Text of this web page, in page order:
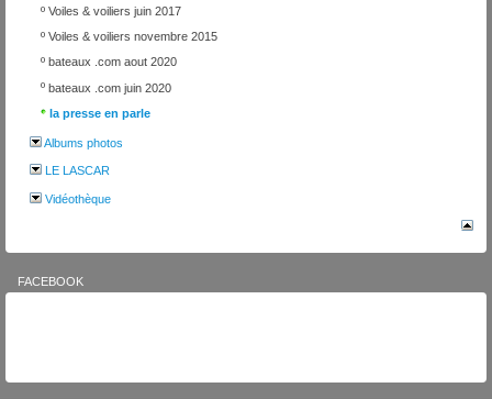
º Voiles & voiliers juin 2017
º Voiles & voiliers novembre 2015
º bateaux .com aout 2020
º bateaux .com juin 2020
la presse en parle
Albums photos
LE LASCAR
Vidéothèque
FACEBOOK